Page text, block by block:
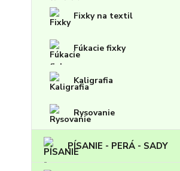
Fixky na textil
Fúkacie fixky
Kaligrafia
Rysovanie
PÍSANIE - PERÁ - SADY